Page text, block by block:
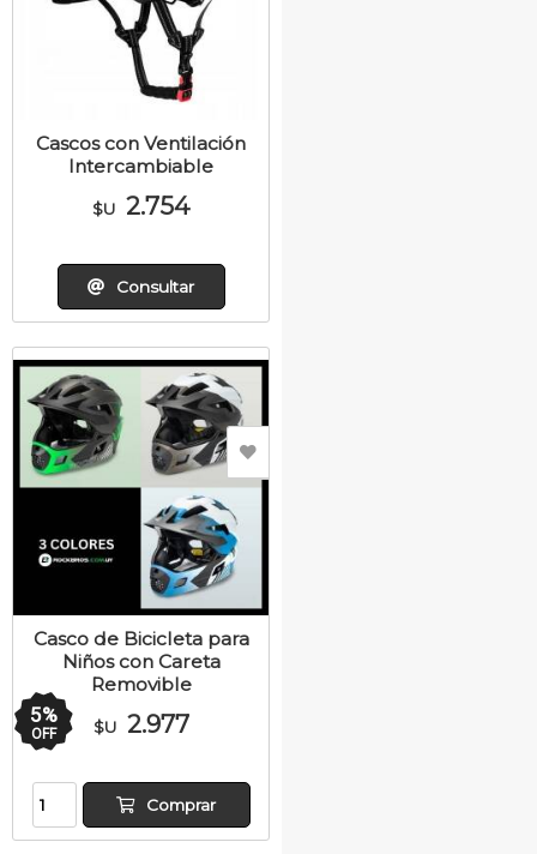
Cascos con Ventilación
Intercambiable
$U 2.754
Consultar
Casco de Bicicleta para
Niños con Careta
Removible
5%
OFF $U 2.977
Comprar